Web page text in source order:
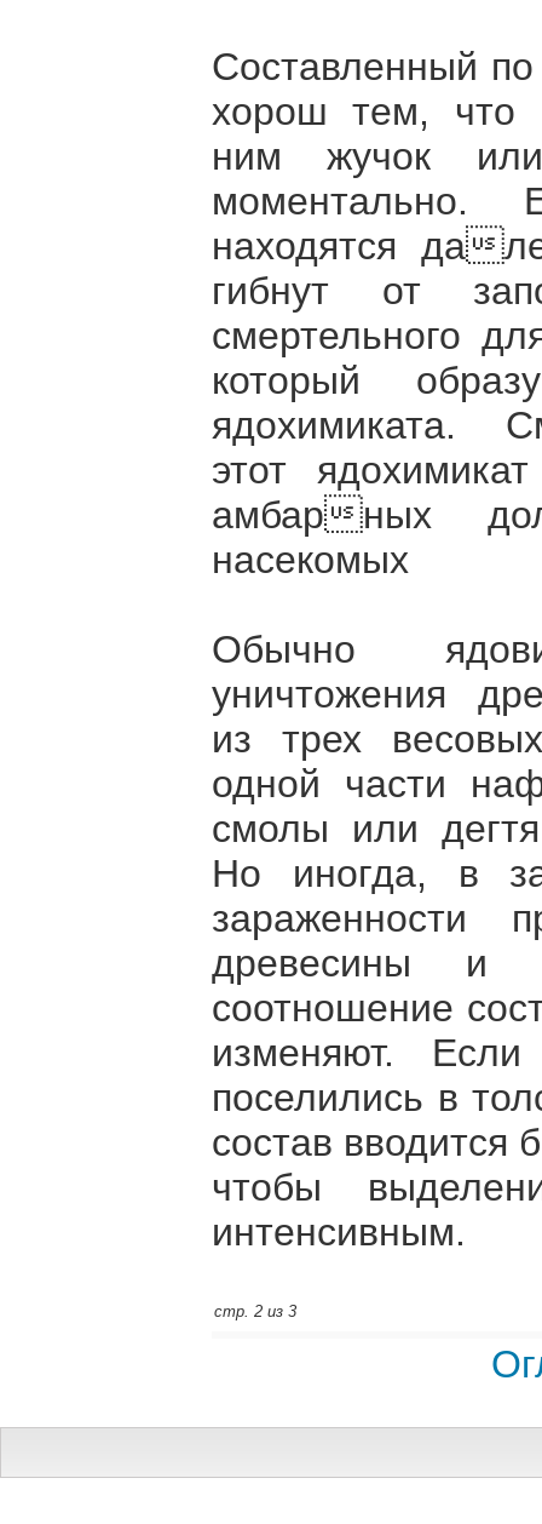
Составленный по
хорош тем, что
ним жучок
моментально.
находятся да
гибнут от
смертельного
который
ядохимиката.
этот
амбарных
насекомых
Обычно
уничтожения
из трех
одной части
смолы или
Но иногда, в
зараженности
древесины и
соотношение
изменяют.
поселились в
состав вводится
чтобы
интенсивным.
стр. 2 из 3